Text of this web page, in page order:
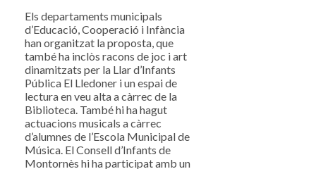
Els departaments municipals
d’Educació, Cooperació i Infància
han organitzat la proposta, que
també ha inclòs racons de joc i art
dinamitzats per la Llar d’Infants
Pública El Lledoner i un espai de
lectura en veu alta a càrrec de la
Biblioteca. També hi ha hagut
actuacions musicals a càrrec
d’alumnes de l’Escola Municipal de
Música. El Consell d’Infants de
Montornès hi ha participat amb un